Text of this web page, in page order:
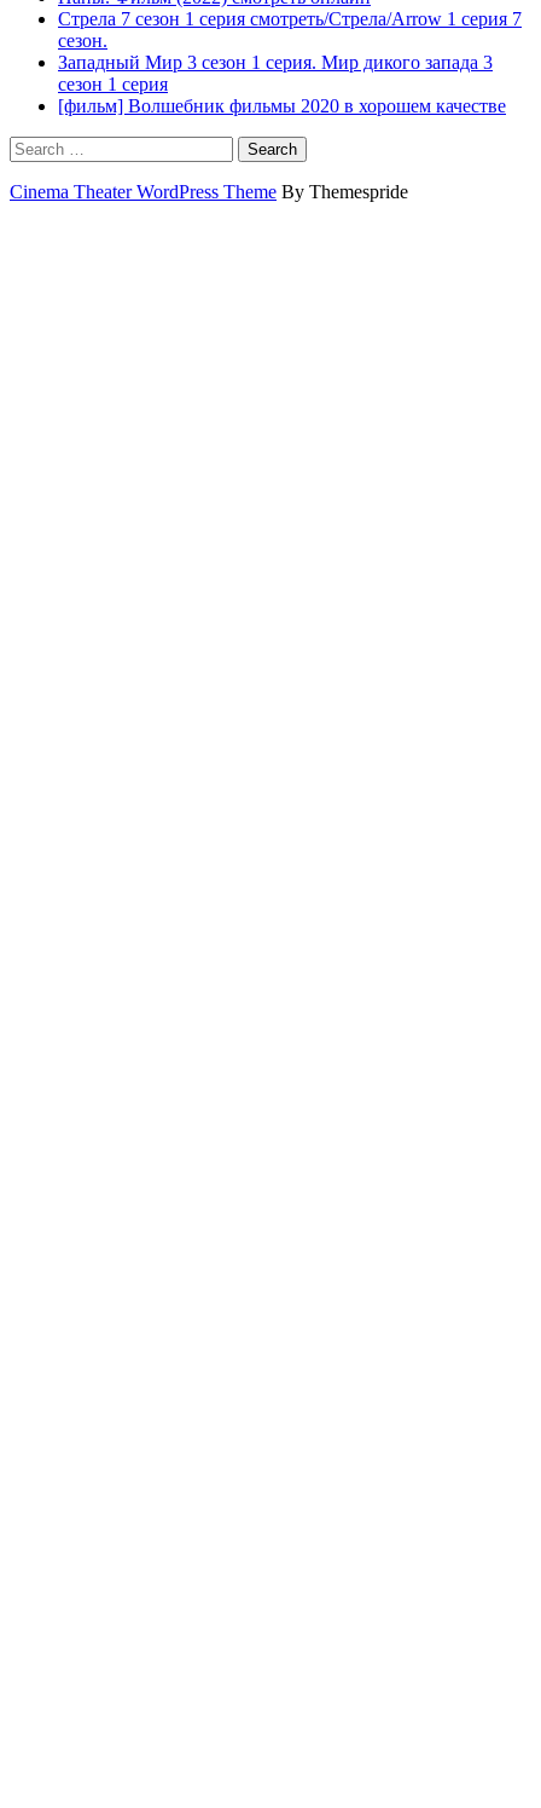
Стрела 7 сезон 1 серия смотреть/Стрела/Arrow 1 серия 7
сезон.
Западный Мир 3 сезон 1 серия. Мир дикого запада 3
сезон 1 серия
[фильм] Волшебник фильмы 2020 в хорошем качестве
Search
Cinema Theater WordPress Theme By Themespride